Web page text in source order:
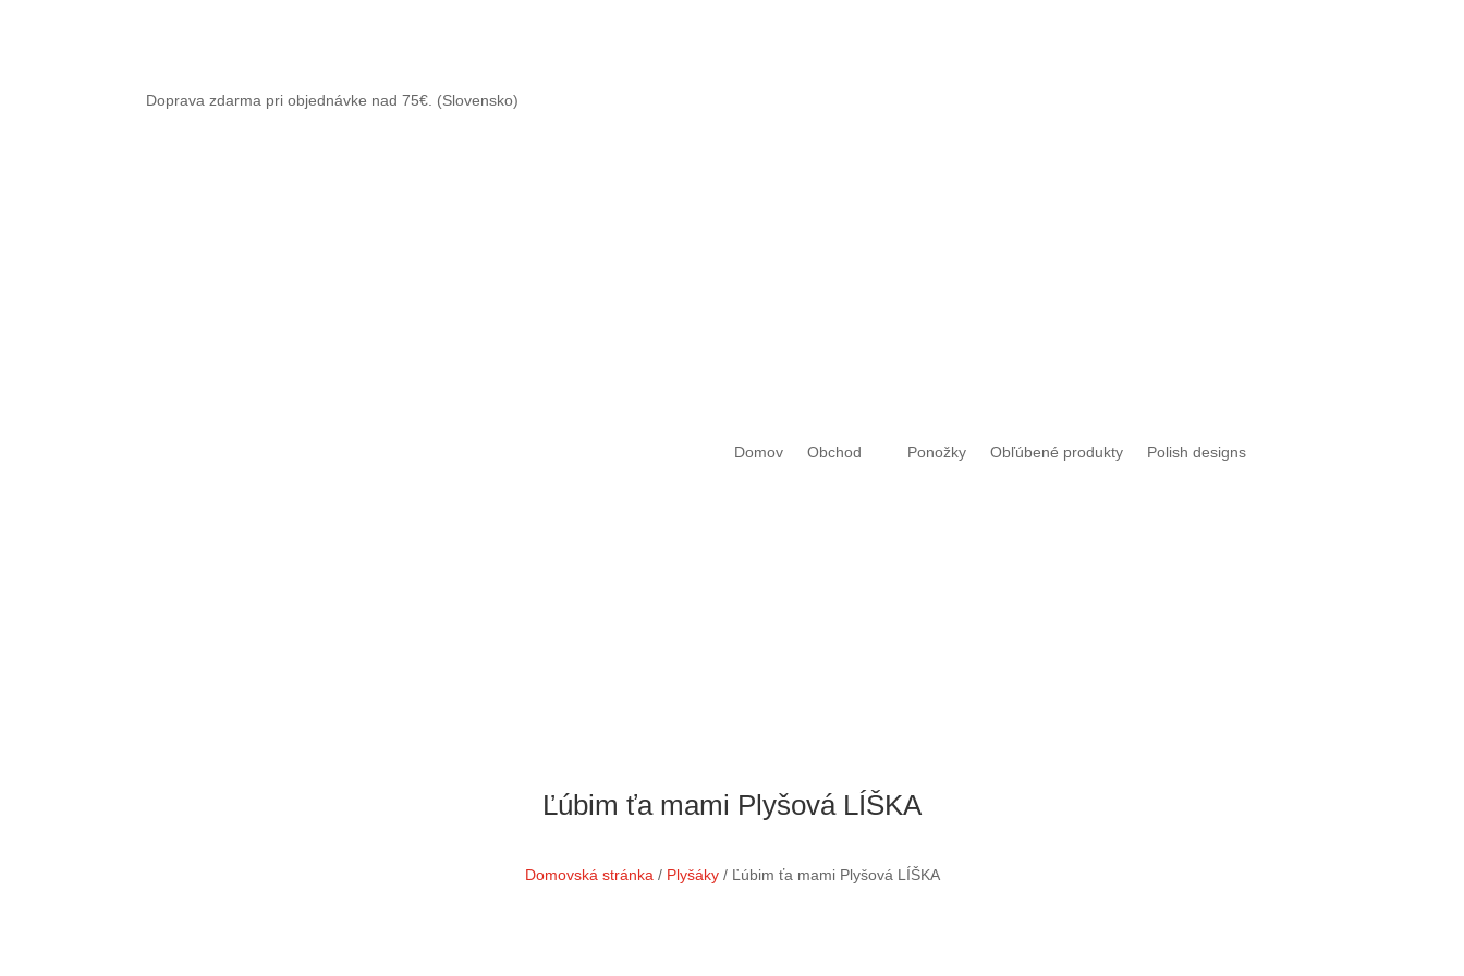
Doprava zdarma pri objednávke nad 75€. (Slovensko)
Obchod Ponožky Obľúbené produkty Polish designs
Ľúbim ťa mami Plyšová LÍŠKA
Domovská stránka/Plyšáky/ Ľúbim ťa mami Plyšová LÍŠKA